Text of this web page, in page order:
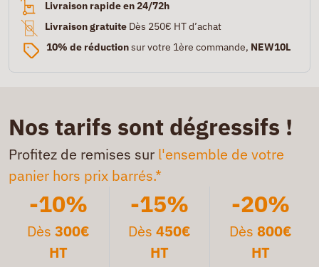
Livraison rapide en 24/72h
Livraison gratuite Dès 250€ HT d’achat
10% de réductionsur votre 1ère commande, NEW10L
Nos tarifs sont dégressifs !
Profitez de remises sur l'ensemble de votre
panier hors prix barrés.*
-10%
Dès300€
HT
-15%
Dès 450€
HT
-20%
Dès 800€
HT